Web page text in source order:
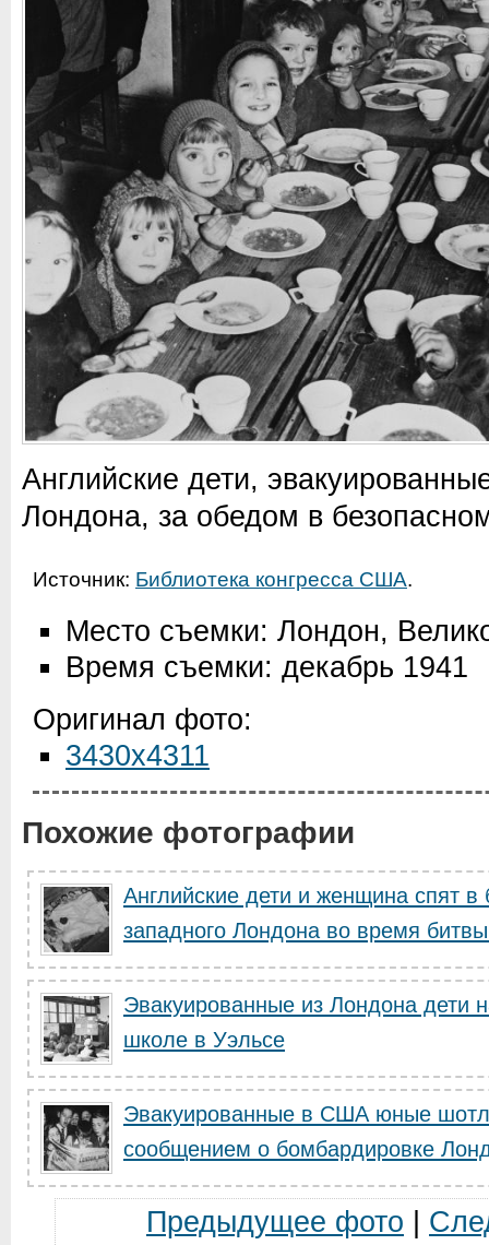
Английские дети,
Лондона, за обедом в
Источник: Библиотека конгресса США.
Место съемки: Лондон,
Время съемки: декабрь 1941
Оригинал фото:
3430x4311
Похожие фотографии
Английские дети и женщина спят
западного Лондона во время
Эвакуированные из Лондона дети
школе в Уэльсе
Эвакуированные в США юные
сообщением о бомбардировке
Предыдущее фото